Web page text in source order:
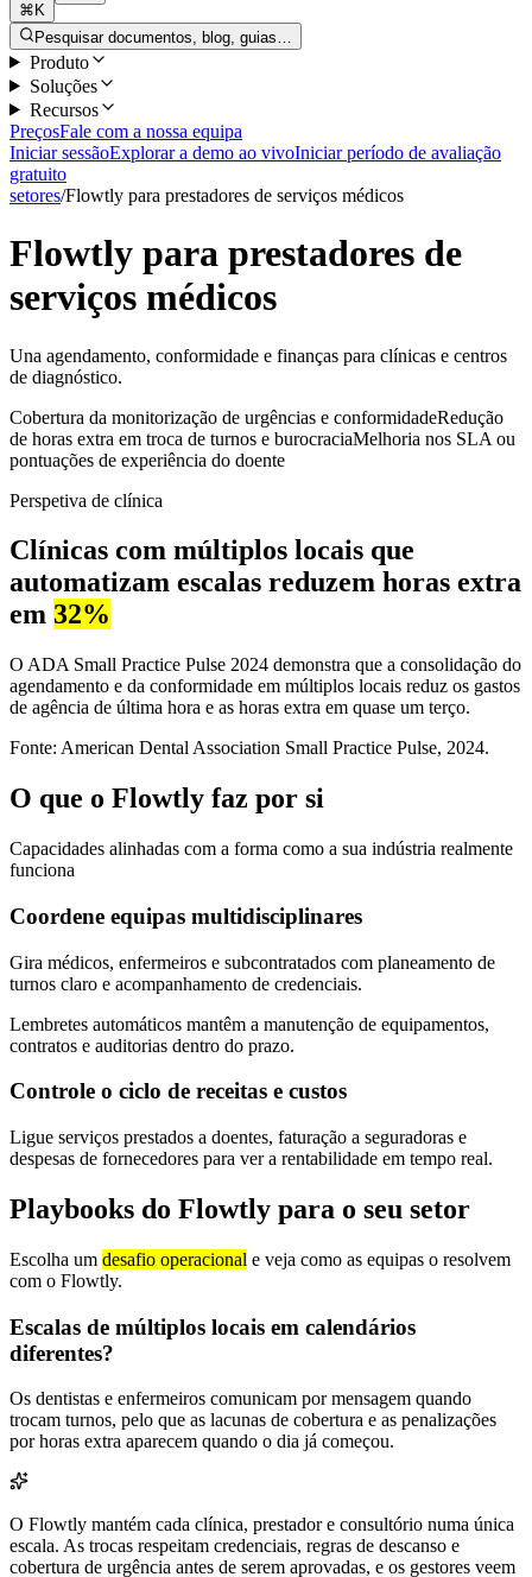
⌘K
Pesquisar documentos, blog, guias…
Produto
Soluções
Recursos
PreçosFale com a nossa equipa
Iniciar sessãoExplorar a demo ao vivoIniciar período de avaliação
gratuito
setores/Flowtly para prestadores de serviços médicos
Flowtly para prestadores de
serviços médicos
Una agendamento, conformidade e finanças para clínicas e centros
de diagnóstico.
Cobertura da monitorização de urgências e conformidadeRedução
de horas extra em troca de turnos e burocraciaMelhoria nos SLA ou
pontuações de experiência do doente
Perspetiva de clínica
Clínicas com múltiplos locais que
automatizam escalas reduzem horas extra
em 32%
O ADA Small Practice Pulse 2024 demonstra que a consolidação do
agendamento e da conformidade em múltiplos locais reduz os gastos
de agência de última hora e as horas extra em quase um terço.
Fonte: American Dental Association Small Practice Pulse, 2024.
O que o Flowtly faz por si
Capacidades alinhadas com a forma como a sua indústria realmente
funciona
Coordene equipas multidisciplinares
Gira médicos, enfermeiros e subcontratados com planeamento de
turnos claro e acompanhamento de credenciais.
Lembretes automáticos mantêm a manutenção de equipamentos,
contratos e auditorias dentro do prazo.
Controle o ciclo de receitas e custos
Ligue serviços prestados a doentes, faturação a seguradoras e
despesas de fornecedores para ver a rentabilidade em tempo real.
Playbooks do Flowtly para o seu setor
Escolha um desafio operacional e veja como as equipas o resolvem
com o Flowtly.
Escalas de múltiplos locais em calendários
diferentes?
Os dentistas e enfermeiros comunicam por mensagem quando
trocam turnos, pelo que as lacunas de cobertura e as penalizações
por horas extra aparecem quando o dia já começou.
O Flowtly mantém cada clínica, prestador e consultório numa única
escala. As trocas respeitam credenciais, regras de descanso e
cobertura de urgência antes de serem aprovadas, e os gestores veem